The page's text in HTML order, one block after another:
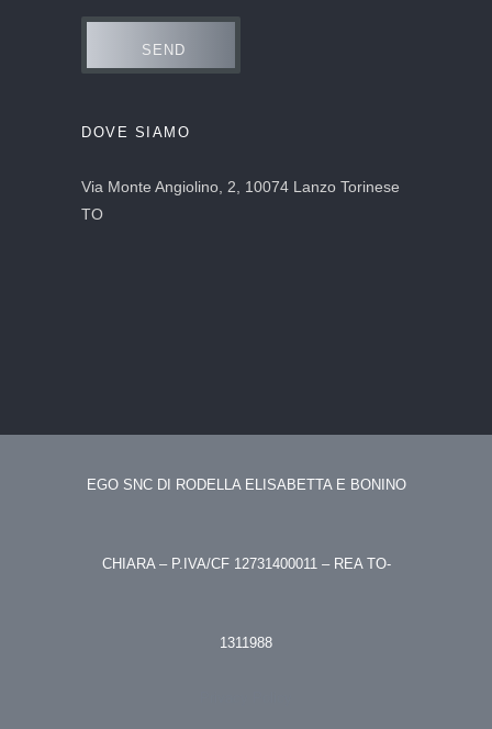
DOVE SIAMO
Via Monte Angiolino, 2, 10074 Lanzo Torinese
TO
EGO SNC DI RODELLA ELISABETTA E BONINO
CHIARA – P.IVA/CF 12731400011 – REA TO-
1311988